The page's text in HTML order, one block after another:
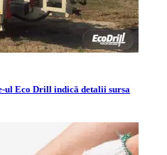
ul Eco Drill indică detalii sursa